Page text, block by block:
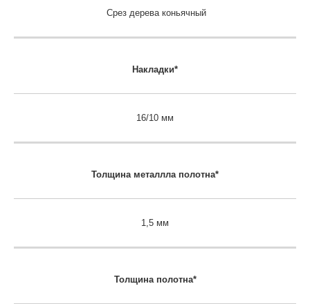
Срез дерева коньячный
Накладки*
16/10 мм
Толщина металлла полотна*
1,5 мм
Толщина полотна*